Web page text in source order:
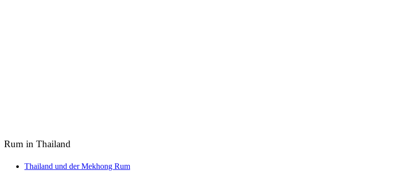
Rum in Thailand
Thailand und der Mekhong Rum